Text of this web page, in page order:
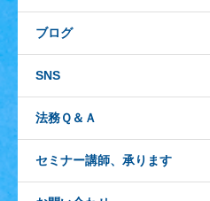
ブログ
SNS
法務Ｑ＆Ａ
セミナー講師、承ります